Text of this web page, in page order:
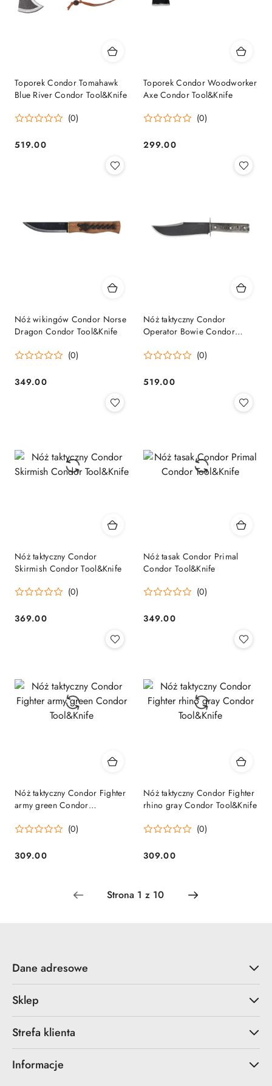
Toporek Condor Tomahawk
Blue River Condor Tool&Knife
(0)
Cena:
519.00
Toporek Condor Woodworker
Axe Condor Tool&Knife
(0)
Cena:
299.00
Nóż wikingów Condor Norse
Dragon Condor Tool&Knife
(0)
Cena:
349.00
Nóż taktyczny Condor
Operator Bowie Condor
(0)
Cena:
519.00
Nóż taktyczny Condor
Skirmish Condor Tool&Knife
(0)
Cena:
369.00
Nóż tasak Condor Primal
Condor Tool&Knife
(0)
Cena:
349.00
Nóż taktyczny Condor Fighter
army green Condor
(0)
Cena:
309.00
Nóż taktyczny Condor Fighter
rhino gray Condor Tool&Knife
(0)
Cena:
309.00
Dane adresowe
Sklep
Strefa klienta
Informacje